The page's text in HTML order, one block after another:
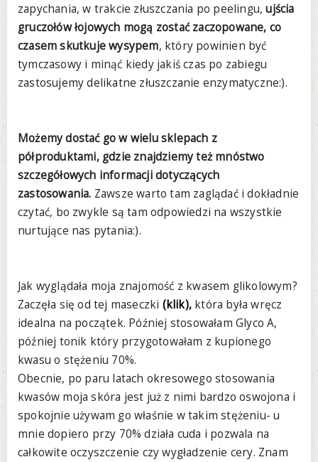
zapychania, w trakcie złuszczania po peelingu, ujścia
gruczołów łojowych mogą zostać zaczopowane, co
czasem skutkuje wysypem, który powinien być
tymczasowy i minąć kiedy jakiś czas po zabiegu
zastosujemy delikatne złuszczanie enzymatyczne:).
Możemy dostać go w wielu sklepach z
półproduktami, gdzie znajdziemy też mnóstwo
szczegółowych informacji dotyczących
zastosowania. Zawsze warto tam zaglądać i dokładnie
czytać, bo zwykle są tam odpowiedzi na wszystkie
nurtujące nas pytania:).
Jak wyglądała moja znajomość z kwasem glikolowym?
Zaczęła się od tej maseczki (klik), która była wręcz
idealna na początek. Później stosowałam Glyco A,
później tonik który przygotowałam z kupionego
kwasu o stężeniu 70%.
Obecnie, po paru latach okresowego stosowania
kwasów moja skóra jest już z nimi bardzo oswojona i
spokojnie używam go właśnie w takim stężeniu- u
mnie dopiero przy 70% działa cuda i pozwala na
całkowite oczyszczenie czy wygładzenie cery. Znam